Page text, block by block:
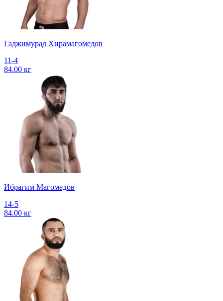
Гаджимурад Хирамагомедов
11-4
84.00 кг
Ибрагим Магомедов
14-5
84.00 кг